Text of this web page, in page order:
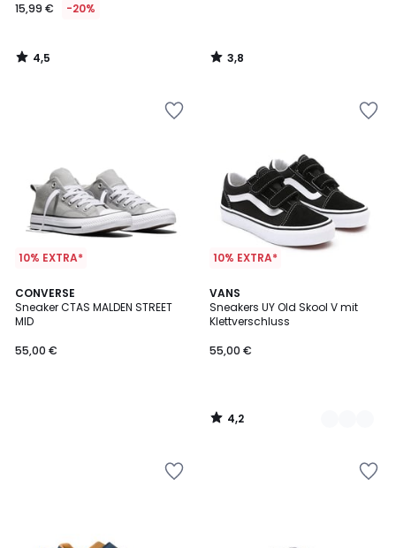
15,99 € -20%
4,5
/
3,8
/
10% EXTRA*
CONVERSE
Sneaker CTAS MALDEN STREET
MID
55,00 €
10% EXTRA*
VANS
Sneakers UY Old Skool V mit
Klettverschluss
55,00 €
4,2
/ 5
2
Farben
4,2
/